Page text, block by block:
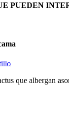
PUEDEN
que albergan